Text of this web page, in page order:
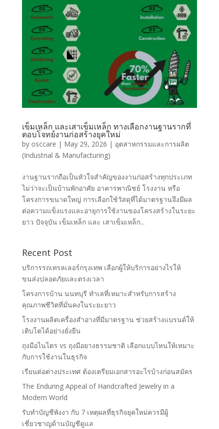
เข็มเหล็ก และเสาเข็มเหล็ก ทางเลือกงานฐานรากที่
ตอบโจทย์งานก่อสร้างยุคใหม่
by osccare | May 29, 2026 | อุตสาหกรรมและการผลิต
(Industrial & Manufacturing)
งานฐานรากถือเป็นหัวใจสำคัญของงานก่อสร้างทุกประเภท
ไม่ว่าจะเป็นบ้านพักอาศัย อาคารพาณิชย์ โรงงาน หรือ
โครงการขนาดใหญ่ การเลือกใช้วัสดุที่ได้มาตรฐานจึงมีผล
ต่อความแข็งแรงและอายุการใช้งานของโครงสร้างในระยะ
ยาว ปัจจุบัน เข็มเหล็ก และ เสาเข็มเหล็ก...
Recent Post
บริการรถเทรลเลอร์กรุงเทพ เลือกผู้ให้บริการอย่างไรให้
ขนส่งปลอดภัยและตรงเวลา
โครงการบ้าน นนทบุรี ทำเลที่เหมาะสำหรับการสร้าง
คุณภาพชีวิตที่มั่นคงในระยะยาว
โรงงานผลิตเครื่องสำอางที่มีมาตรฐาน ช่วยสร้างแบรนด์ให้
เติบโตได้อย่างยั่งยืน
ถุงมือไนไตร vs ถุงมือยางธรรมชาติ เลือกแบบไหนให้เหมาะ
กับการใช้งานในธุรกิจ
เรียนต่อต่างประเทศ ต้องเตรียมเอกสารอะไรบ้างก่อนสมัคร
The Enduring Appeal of Handcrafted Jewelry in a
Modern World
รับทำบัญชีพังงา กับ 7 เหตุผลที่ธุรกิจยุคใหม่ควรมีผู้
เชี่ยวชาญด้านบัญชีดูแล